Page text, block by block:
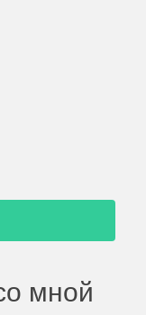
мной